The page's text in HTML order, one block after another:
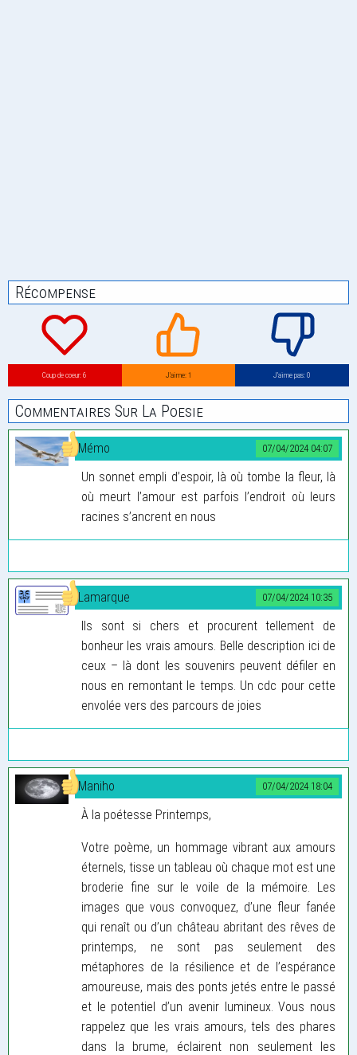
Récompense
Coup de coeur: 6 J’aime: 1 J’aime pas: 0
Commentaires Sur La Poesie
07/04/2024 04:07
Mémo
Un sonnet empli d’espoir, là où tombe la fleur, là
où meurt l’amour est parfois l’endroit où leurs
racines s’ancrent en nous
07/04/2024 10:35
Lamarque
Ils sont si chers et procurent tellement de
bonheur les vrais amours. Belle description ici de
ceux – là dont les souvenirs peuvent défiler en
nous en remontant le temps. Un cdc pour cette
envolée vers des parcours de joies
07/04/2024 18:04
Maniho
À la poétesse Printemps,
Votre poème, un hommage vibrant aux amours
éternels, tisse un tableau où chaque mot est une
broderie fine sur le voile de la mémoire. Les
images que vous convoquez, d’une fleur fanée
qui renaît ou d’un château abritant des rêves de
printemps, ne sont pas seulement des
métaphores de la résilience et de l’espérance
amoureuse, mais des ponts jetés entre le passé
et le potentiel d’un avenir lumineux. Vous nous
rappelez que les vrais amours, tels des phares
dans la brume, éclairent non seulement les